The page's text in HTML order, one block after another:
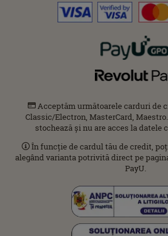
Acceptăm următoarele carduri de
Classic/Electron, MasterCard,
stochează și nu are acces la datele
În funcție de cardul tău de credit,
alegând varianta potrivită direct pe
PayU.